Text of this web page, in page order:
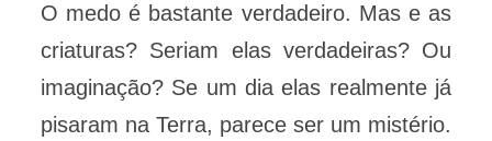
O medo é bastante verdadeiro. Mas e as
criaturas? Seriam elas verdadeiras? Ou
imaginação? Se um dia elas realmente já
pisaram na Terra, parece ser um mistério.